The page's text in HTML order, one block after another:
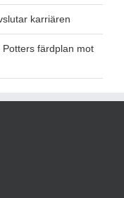
karriären
färdplan mot